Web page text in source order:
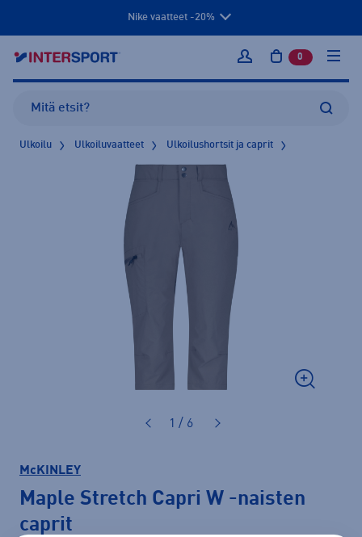
Nike vaatteet -20%
Kirjaudu sisään
0 tuotetta
Ulkoilu Ulkoiluvaatteet Ulkoilushortsit ja caprit
1 / 6
McKINLEY
Maple Stretch Capri W -naisten
caprit